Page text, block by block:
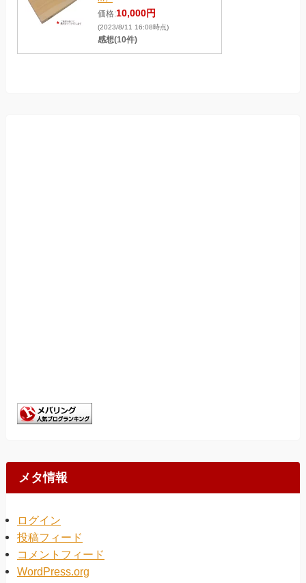
価格:10,000円
(2023/8/11 16:08時点)
感想(10件)
メタ情報
ログイン
投稿フィード
コメントフィード
WordPress.org